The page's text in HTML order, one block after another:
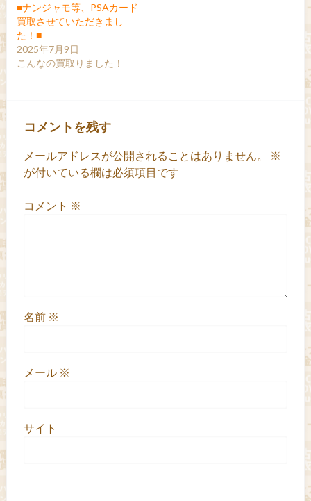
■ナンジャモ等、PSAカード
買取させていただきまし
た！■
2025年7月9日
こんなの買取りました！
コメントを残す
メールアドレスが公開されることはありません。
※
が付いている欄は必須項目です
コメント ※
名前 ※
メール ※
サイト